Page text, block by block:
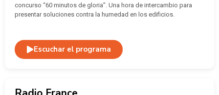
concurso “60 minutos de gloria”. Una hora de intercambio para
presentar soluciones contra la humedad en los edificios.
Escuchar el programa